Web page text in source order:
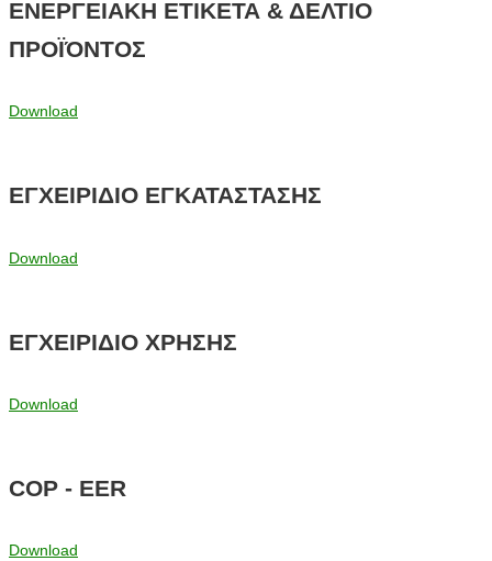
ΕΝΕΡΓΕΙΑΚΗ ΕΤΙΚΕΤΑ & ΔΕΛΤΙΟ
ΠΡΟΪΌΝΤΟΣ
Download
ΕΓΧΕΙΡΙΔΙΟ ΕΓΚΑΤΑΣΤΑΣΗΣ
Download
ΕΓΧΕΙΡΙΔΙΟ ΧΡΗΣΗΣ
Download
COP - EER
Download